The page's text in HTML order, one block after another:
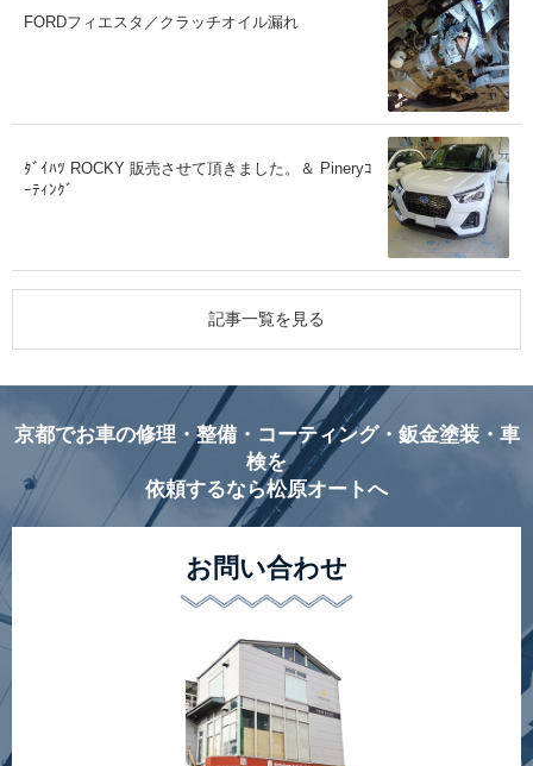
FORDフィエスタ／クラッチオイル漏れ
ﾀﾞｲﾊﾂ ROCKY 販売させて頂きました。＆ Pineryｺ
ｰﾃｨﾝｸﾞ
記事一覧を見る
京都でお車の修理・整備・コーティング・鈑金塗装・車
検を
依頼するなら松原オートへ
お問い合わせ